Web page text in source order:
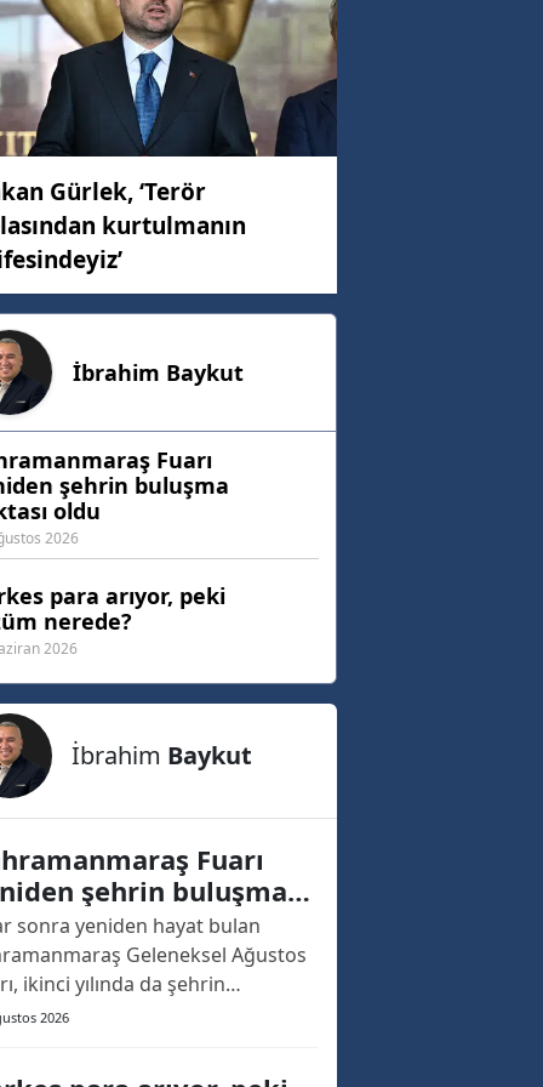
Gürlek, ‘Terör
kurtulmanın
İbrahim Baykut
Fuarı
şehrin buluşma
oldu
2026
para arıyor, peki
nerede?
2026
İbrahim Baykut
Fuarı
şehrin buluşma
oldu
sonra yeniden hayat bulan
Geleneksel Ağustos
ikinci yılında da şehrin
kazınacak bir açılışa sahne
2026